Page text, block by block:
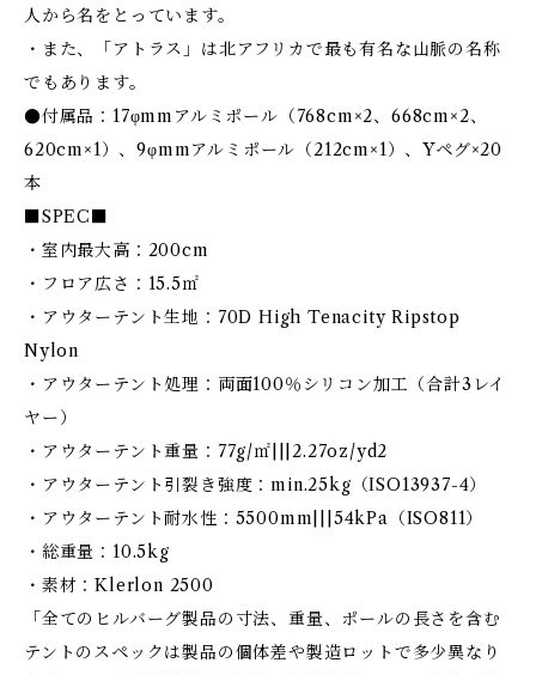
人から名をとっています。
・また、「アトラス」は北アフリカで最も有名な山脈の名称
でもあります。
●付属品：17φmmアルミポール（768cm×2、668cm×2、
620cm×1）、9φmmアルミポール（212cm×1）、Yペグ×20
本
■SPEC■
・室内最大高：200cm
・フロア広さ：15.5㎡
・アウターテント生地：70D High Tenacity Ripstop
Nylon
・アウターテント処理：両面100％シリコン加工（合計3レイ
ヤー）
・アウターテント重量：77g/㎡|||2.27oz/yd2
・アウターテント引裂き強度：min.25kg（ISO13937-4）
・アウターテント耐水性：5500mm|||54kPa（ISO811）
・総重量：10.5kg
・素材：Klerlon 2500
「全てのヒルバーグ製品の寸法、重量、ポールの長さを含む
テントのスペックは製品の個体差や製造ロットで多少異なり